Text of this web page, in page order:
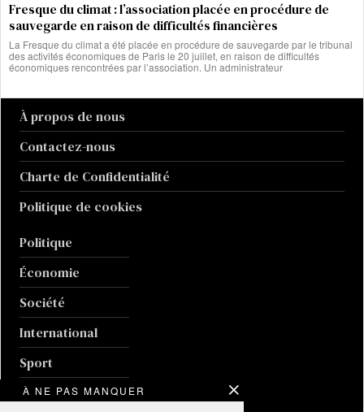
Fresque du climat : l’association placée en procédure de
sauvegarde en raison de difficultés financières
La Fresque du climat a été placée en procédure de sauvegarde par le tribunal
des activités économiques de Paris le 20 juillet, en raison de difficultés
économiques rencontrées par l’association. Un administrateur
À propos de nous
Contactez-nous
Charte de Confidentialité
Politique de cookies
Politique
Économie
Société
International
Sport
Culture
À NE PAS MANQUER